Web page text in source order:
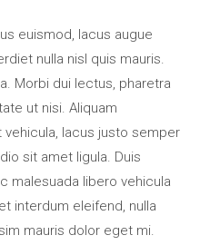
euismod, lacus augue
nulla nisl quis mauris.
Morbi dui lectus, pharetra
ut nisi. Aliquam
lacus justo semper
sit amet ligula. Duis
malesuada libero vehicula
interdum eleifend, nulla
mauris dolor eget mi.